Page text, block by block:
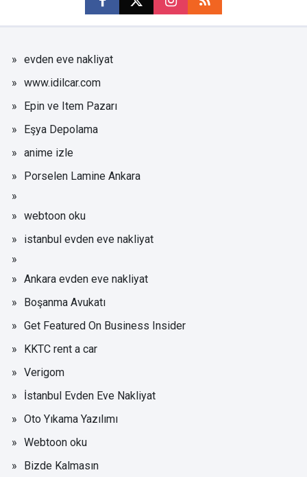
evden eve nakliyat
www.idilcar.com
Epin ve Item Pazarı
Eşya Depolama
anime izle
Porselen Lamine Ankara
webtoon oku
istanbul evden eve nakliyat
Ankara evden eve nakliyat
Boşanma Avukatı
Get Featured On Business Insider
KKTC rent a car
Verigom
İstanbul Evden Eve Nakliyat
Oto Yıkama Yazılımı
Webtoon oku
Bizde Kalmasın